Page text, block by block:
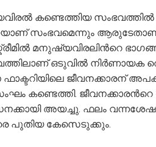
കണ്ടെത്തിയ സംഭവത്തിൽ
സംഭവമെന്നും
മനുഷ്യവിരലിന്‍റെ
ഒടുവിൽ നിര്‍ണായക
ജീവനക്കാരന്
കണ്ടെത്തി.
അയച്ചു. ഫലം
പുതിയ കേസെടുക്കും.